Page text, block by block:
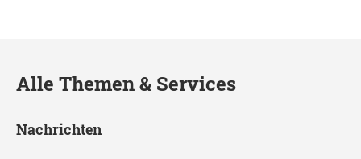
Alle Themen & Services
Nachrichten